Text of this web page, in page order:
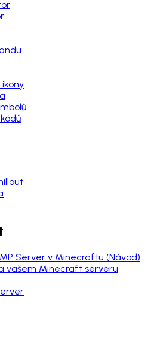
Server v Minecraftu (Návod)
vašem Minecraft serveru